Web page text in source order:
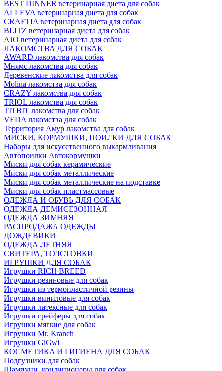
BEST DINNER ветеринарная диета для собак
ALLEVA ветеринарная диета для собак
CRAFTIA ветеринарная диета для собак
BLITZ ветеринарная диета для собак
AJO ветеринарная диета для собак
ЛАКОМСТВА ДЛЯ СОБАК
AWARD лакомства для собак
Мнямс лакомства для собак
Деревенские лакомства для собак
Molina лакомства для собак
CRAZY лакомства для собак
TRIOL лакомства для собак
TITBIT лакомства для собак
VEDA лакомства для собак
Территория Амур лакомства для собак
МИСКИ, КОРМУШКИ, ПОИЛКИ ДЛЯ СОБАК
Наборы для искусственного выкармливания
Автопоилки Автокормушки
Миски для собак керамические
Миски для собак металлические
Миски для собак металлические на подставке
Миски для собак пластмассовые
ОДЕЖДА И ОБУВЬ ДЛЯ СОБАК
ОДЕЖДА ДЕМИСЕЗОННАЯ
ОДЕЖДА ЗИМНЯЯ
РАСПРОДАЖА ОДЕЖДЫ
ДОЖДЕВИКИ
ОДЕЖДА ЛЕТНЯЯ
СВИТЕРА, ТОЛСТОВКИ
ИГРУШКИ ДЛЯ СОБАК
Игрушки RICH BREED
Игрушки резиновые для собак
Игрушки из термопластичной резины
Игрушки виниловые для собак
Игрушки латексные для собак
Игрушки грейферы для собак
Игрушки мягкие для собак
Игрушки Mr. Kranch
Игрушки GiGwi
КОСМЕТИКА И ГИГИЕНА ДЛЯ СОБАК
Подгузники для собак
Шампуни, кондиционеры для собак